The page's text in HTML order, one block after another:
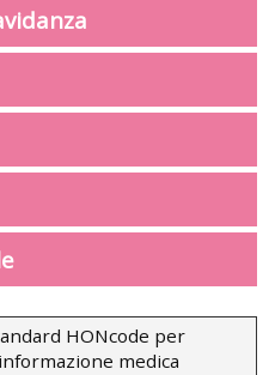
HONcode per
medica